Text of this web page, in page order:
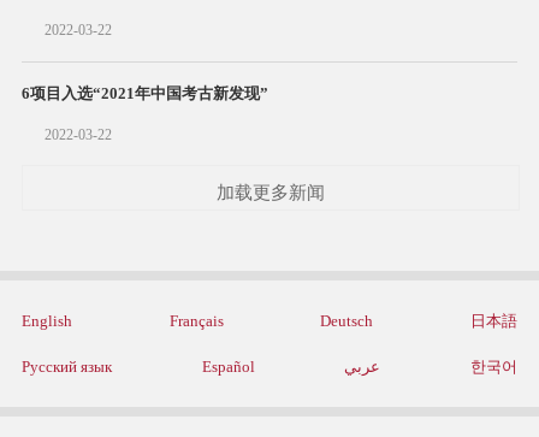
2022-03-22
6项目入选“2021年中国考古新发现”
2022-03-22
加载更多新闻
English Français Deutsch 日本語
Русский язык Español عربي 한국어